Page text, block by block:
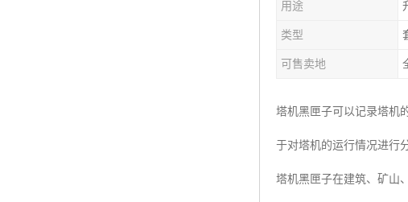
用途
类型
可售卖地
塔机黑匣子可以记录塔机
于对塔机的运行情况进行
塔机黑匣子在建筑、矿山